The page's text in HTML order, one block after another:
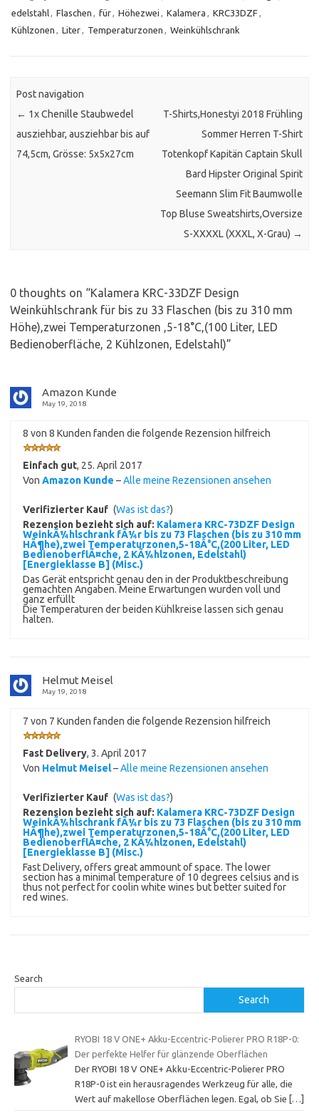
edelstahl, Flaschen , für, Höhezwei , Kalamera , KRC33DZF,
Kühlzonen , Liter, Temperaturzonen , Weinkühlschrank
Post navigation
← 1x Chenille Staubwedel
ausziehbar, ausziehbar bis auf
74,5cm, Grösse: 5x5x27cm
T-Shirts,Honestyi 2018 Frühling
Sommer Herren T-Shirt
Totenkopf Kapitän Captain Skull
Bard Hipster Original Spirit
Seemann Slim Fit Baumwolle
Top Bluse Sweatshirts,Oversize
S-XXXXL (XXXL, X-Grau) →
0 thoughts on “Kalamera KRC-33DZF Design
Weinkühlschrank für bis zu 33 Flaschen (bis zu 310 mm
Höhe),zwei Temperaturzonen ,5-18°C,(100 Liter, LED
Bedienoberfläche, 2 Kühlzonen, Edelstahl)”
Amazon Kunde
May 19, 2018
8 von 8 Kunden fanden die folgende Rezension hilfreich
Einfach gut, 25. April 2017
Von Amazon Kunde –Alle meine Rezensionen ansehen
Verifizierter Kauf (Was ist das?)
Rezension bezieht sich auf: Kalamera KRC-73DZF Design
WeinkÃ¼hlschrank fÃ¼r bis zu 73 Flaschen (bis zu 310 mm
HÃ¶he),zwei Temperaturzonen,5-18Â°C,(200 Liter, LED
BedienoberflÃ¤che, 2 KÃ¼hlzonen, Edelstahl)
[Energieklasse B] (Misc.)
Das Gerät entspricht genau den in der Produktbeschreibung
gemachten Angaben. Meine Erwartungen wurden voll und
ganz erfüllt
Die Temperaturen der beiden Kühlkreise lassen sich genau
halten.
Helmut Meisel
May 19, 2018
7 von 7 Kunden fanden die folgende Rezension hilfreich
Fast Delivery, 3. April 2017
Von Helmut Meisel–Alle meine Rezensionen ansehen
Verifizierter Kauf (Was ist das?)
Rezension bezieht sich auf: Kalamera KRC-73DZF Design
WeinkÃ¼hlschrank fÃ¼r bis zu 73 Flaschen (bis zu 310 mm
HÃ¶he),zwei Temperaturzonen,5-18Â°C,(200 Liter, LED
BedienoberflÃ¤che, 2 KÃ¼hlzonen, Edelstahl)
[Energieklasse B] (Misc.)
Fast Delivery, offers great ammount of space. The lower
section has a minimal temperature of 10 degrees celsius and is
thus not perfect for coolin white wines but better suited for
red wines.
Search
Search
RYOBI 18 V ONE+ Akku-Eccentric-Polierer PRO R18P-0:
Der perfekte Helfer für glänzende Oberflächen
Der RYOBI 18 V ONE+ Akku-Eccentric-Polierer PRO
R18P-0 ist ein herausragendes Werkzeug für alle, die
Wert auf makellose Oberflächen legen. Egal, ob Sie
[…]